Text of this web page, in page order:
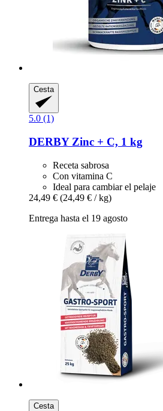
Cesta
5.0 (1)
DERBYZinc + C, 1 kg
Receta sabrosa
Con vitamina C
Ideal para cambiar el pelaje
24,49 € (24,49 € / kg)
Entrega hasta el 19 agosto
Cesta